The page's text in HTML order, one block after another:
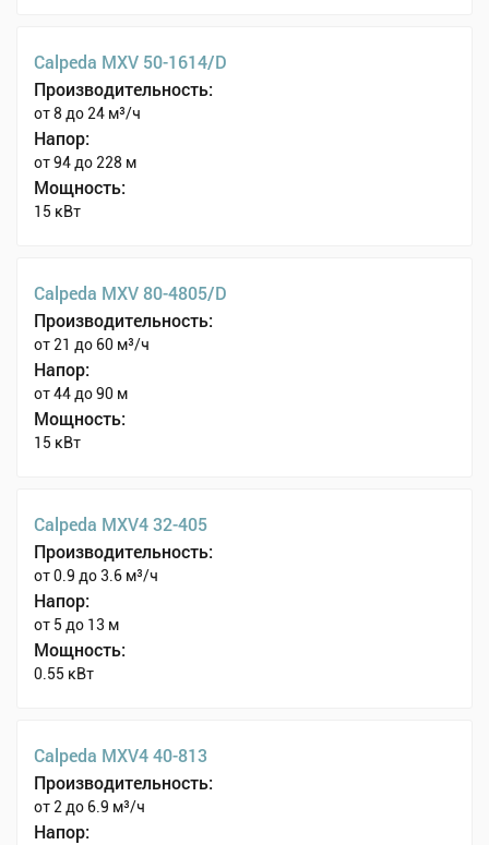
Calpeda MXV 50-1614/D
Производительность:
от 8 до 24 м³/ч
Напор:
от 94 до 228 м
Мощность:
15 кВт
Calpeda MXV 80-4805/D
Производительность:
от 21 до 60 м³/ч
Напор:
от 44 до 90 м
Мощность:
15 кВт
Calpeda MXV4 32-405
Производительность:
от 0.9 до 3.6 м³/ч
Напор:
от 5 до 13 м
Мощность:
0.55 кВт
Calpeda MXV4 40-813
Производительность:
от 2 до 6.9 м³/ч
Напор: